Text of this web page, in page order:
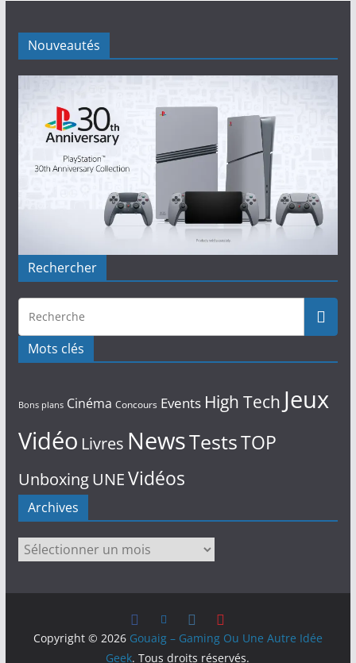
Nouveautés
Rechercher
Mots clés
Bons plans Cinéma Concours Events High Tech Jeux
Vidéo Livres NewsTestsTOP
UnboxingUNEVidéos
Archives
Archives
Copyright © 2026 Gouaig – Gaming Ou Une Autre Idée
Geek. Tous droits réservés.